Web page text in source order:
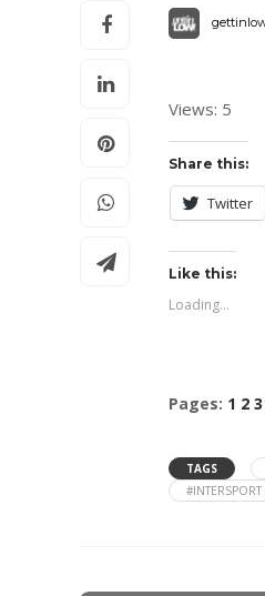
Views: 5
Share this:
Twitter
Like this:
Loading...
Pages: 1 2 3
TAGS